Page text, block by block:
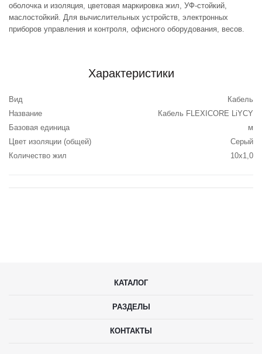
оболочка и изоляция, цветовая маркировка жил, УФ-стойкий,
маслостойкий. Для вычислительных устройств, электронных
приборов управления и контроля, офисного оборудования, весов.
Характеристики
Вид
Кабель
Название
Кабель FLEXICORE LiYCY
Базовая единица
м
Цвет изоляции (общей)
Серый
Количество жил
10x1,0
КАТАЛОГ
РАЗДЕЛЫ
КОНТАКТЫ